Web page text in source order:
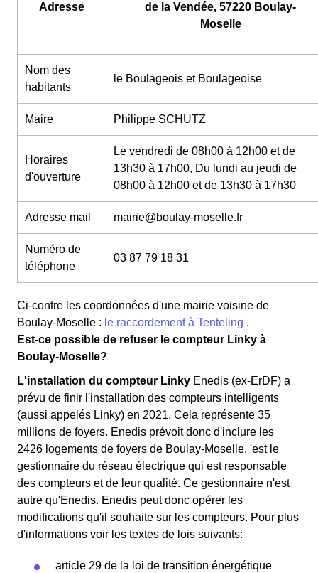
Adresse
de la Vendée, 57220 Boulay-
Moselle
Nom des
habitants
le Boulageois et Boulageoise
Maire Philippe SCHUTZ
Horaires
d'ouverture
Le vendredi de 08h00 à 12h00 et de
13h30 à 17h00, Du lundi au jeudi de
08h00 à 12h00 et de 13h30 à 17h30
Adresse mail mairie@boulay-moselle.fr
Numéro de
téléphone
03 87 79 18 31
Ci-contre les coordonnées d'une mairie voisine de
Boulay-Moselle : le raccordement à Tenteling .
Est-ce possible de refuser le compteur Linky à
Boulay-Moselle?
L'installation du compteur Linky Enedis (ex-ErDF) a
prévu de finir l'installation des compteurs intelligents
(aussi appelés Linky) en 2021. Cela représente 35
millions de foyers. Enedis prévoit donc d'inclure les
2426 logements de foyers de Boulay-Moselle. 'est le
gestionnaire du réseau électrique qui est responsable
des compteurs et de leur qualité. Ce gestionnaire n'est
autre qu'Enedis. Enedis peut donc opérer les
modifications qu'il souhaite sur les compteurs. Pour plus
d'informations voir les textes de lois suivants:
article 29 de la loi de transition énergétique